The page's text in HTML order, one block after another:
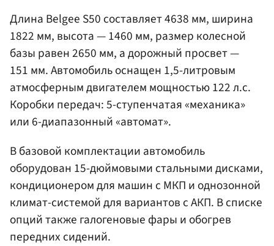
Длина Belgee S50 составляет 4638 мм, ширина
1822 мм, высота — 1460 мм, размер колесной
базы равен 2650 мм, а дорожный просвет —
151 мм. Автомобиль оснащен 1,5-литровым
атмосферным двигателем мощностью 122 л.с.
Коробки передач: 5-ступенчатая «механика»
или 6-диапазонный «автомат».
В базовой комплектации автомобиль
оборудован 15-дюймовыми стальными дисками,
кондиционером для машин с МКП и однозонной
климат-системой для вариантов с АКП. В списке
опций также галогеновые фары и обогрев
передних сидений.